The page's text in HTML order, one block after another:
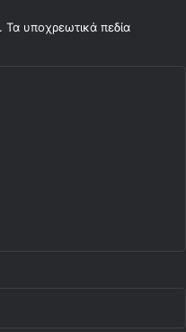
Τα υποχρεωτικά πεδία